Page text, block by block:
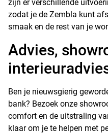
zijn er verschillende
zodat je de Zembla kunt
smaak en de rest van je
Advies,
Ben je nieuwsgierig
bank? Bezoek onze
comfort en de uitstraling
klaar om je te helpen met